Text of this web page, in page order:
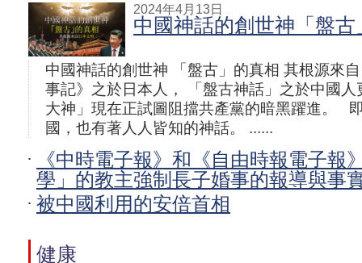
2024年4月13日
中國神話的創世神「盤古
中國神話的創世神 「盤古」的真相 其根源來
事記》之於日本人， 「盤古神話」之於中國
大神」現在正試圖阻擋共產黨的暗黑躍進。
國，也有著人人皆知的神話。 ......
《中時電子報》和《自由時報電子報
學」的教主強制長子婚事的報導與事
被中國利用的安倍首相
健康